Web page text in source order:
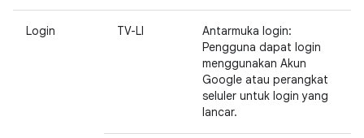
Login TV-LI
Antarmuka login:
Pengguna dapat login
menggunakan Akun
Google atau perangkat
seluler untuk login yang
lancar.